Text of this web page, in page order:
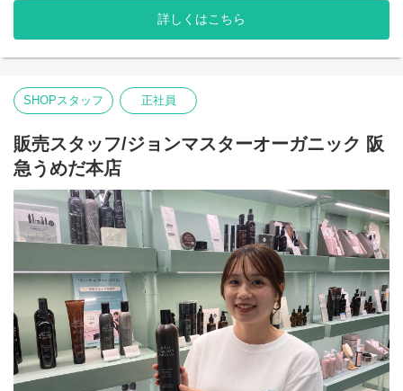
"ヘアスタイリスト・John Masters"が15年以上の月日をかけた開
発により生み出されたスキンケア&ヘアケアのブランドです。
農薬や化学肥料を使わずに栽培され、収穫されたオーガニックで
ナチュラルな原料を使用しています。必要な美容成分を含むハー
ャーで、 ホリスティックな美容効果を追求しています。
詳しくはこちら
SHOPスタッフ 正社員
販売スタッフ/ジョンマスターオーガニック 阪
急うめだ本店